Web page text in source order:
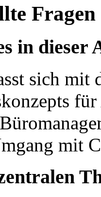
Fragen
in dieser
sich mit
mit